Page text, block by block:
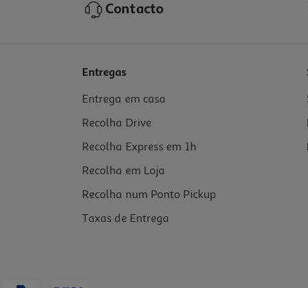
Contacto
Entregas
Entrega em casa
Recolha Drive
Recolha Express em 1h
Recolha em Loja
Recolha num Ponto Pickup
Taxas de Entrega